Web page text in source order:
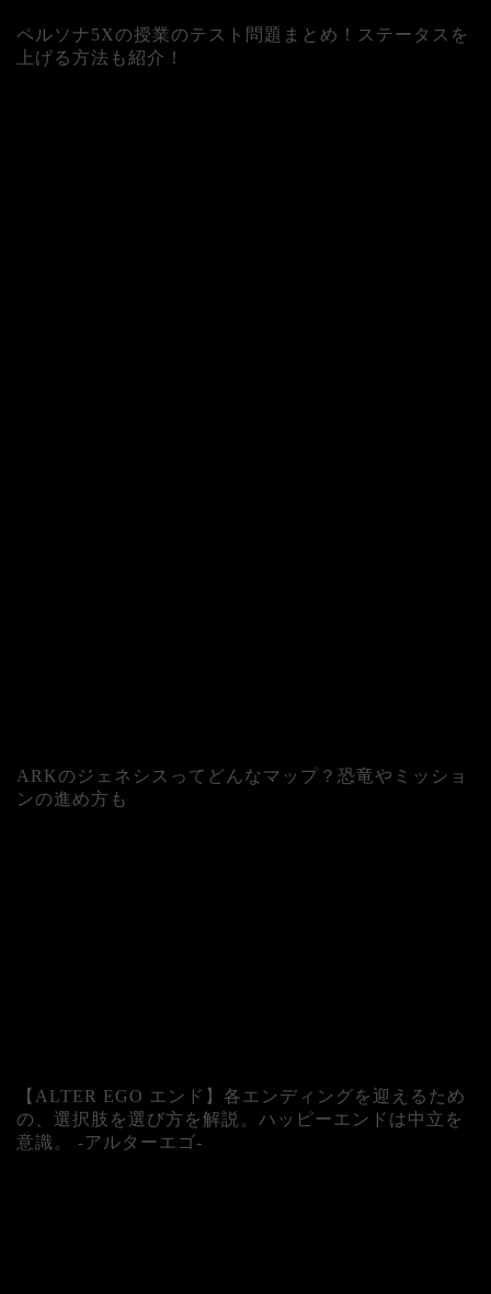
ペルソナ5Xの授業のテスト問題まとめ！ステータスを
上げる方法も紹介！
ARKのジェネシスってどんなマップ？恐竜やミッショ
ンの進め方も
【ALTER EGO エンド】各エンディングを迎えるため
の、選択肢を選び方を解説。ハッピーエンドは中立を
意識。 -アルターエゴ-